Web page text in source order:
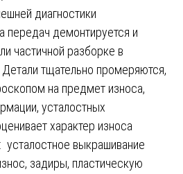
диагностики
передач демонтируется и
частичной разборке в
тщательно промеряются,
на предмет износа,
усталостных
характер износа
усталостное выкрашивание
задиры, пластическую